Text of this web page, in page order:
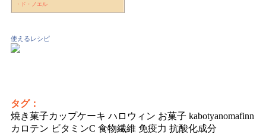
・ド・ノエル
使えるレシピ
タグ：
焼き菓子カップケーキ ハロウィン お菓子 kabotyanomafinn
カロテン ビタミンC 食物繊維 免疫力 抗酸化成分